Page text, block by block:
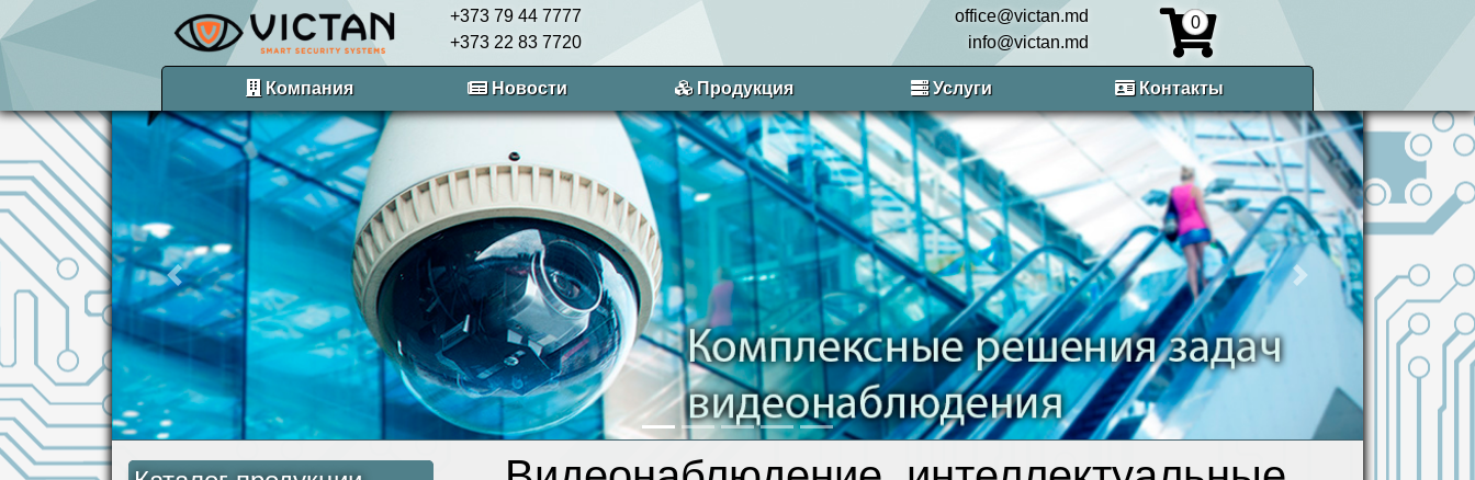
+373 79 44 7777
+373 22 83 7720
office@victan.md
info@victan.md
0
Компания Новости Продукция Услуги Контакты
Previous Next